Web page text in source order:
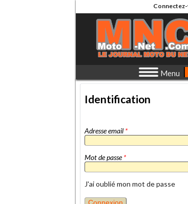
Menu
Identification
Adresse email *
Mot de passe*
J'ai oublié mon mot de passe